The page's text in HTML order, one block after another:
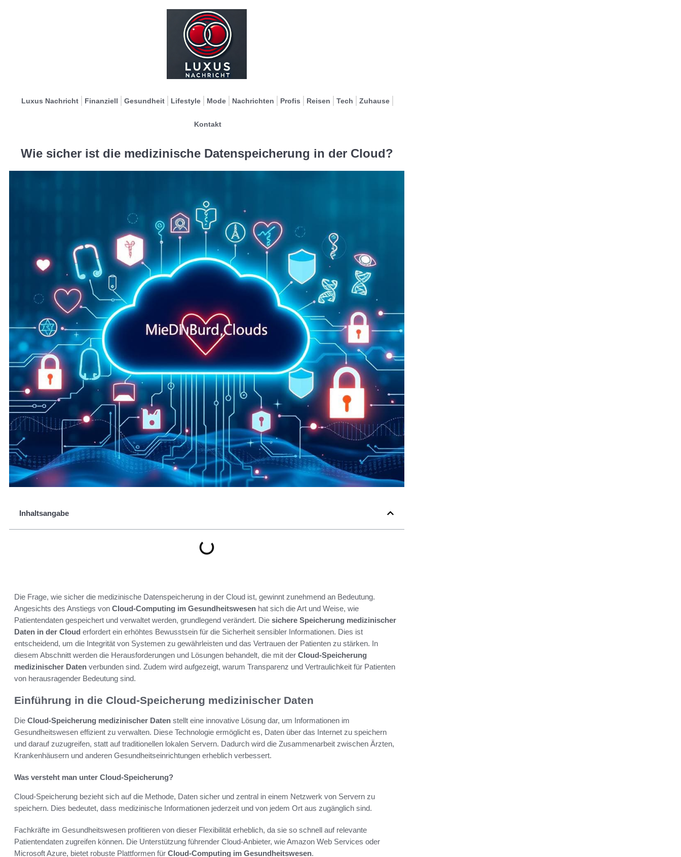
Luxus Nachricht Finanziell Gesundheit Lifestyle Mode Nachrichten Profis Reisen Tech Zuhause
Kontakt
Wie sicher ist die medizinische Datenspeicherung in der Cloud?
Inhaltsangabe
Die Frage, wie sicher die medizinische Datenspeicherung in der Cloud ist, gewinnt zunehmend an Bedeutung.
Angesichts des Anstiegs von Cloud-Computing im Gesundheitswesen hat sich die Art und Weise, wie
Patientendaten gespeichert und verwaltet werden, grundlegend verändert. Die sichere Speicherung medizinischer
Daten in der Cloud erfordert ein erhöhtes Bewusstsein für die Sicherheit sensibler Informationen. Dies ist
entscheidend, um die Integrität von Systemen zu gewährleisten und das Vertrauen der Patienten zu stärken. In
diesem Abschnitt werden die Herausforderungen und Lösungen behandelt, die mit der Cloud-Speicherung
medizinischer Daten verbunden sind. Zudem wird aufgezeigt, warum Transparenz und Vertraulichkeit für Patienten
von herausragender Bedeutung sind.
Einführung in die Cloud-Speicherung medizinischer Daten
Die Cloud-Speicherung medizinischer Daten stellt eine innovative Lösung dar, um Informationen im
Gesundheitswesen effizient zu verwalten. Diese Technologie ermöglicht es, Daten über das Internet zu speichern
und darauf zuzugreifen, statt auf traditionellen lokalen Servern. Dadurch wird die Zusammenarbeit zwischen Ärzten,
Krankenhäusern und anderen Gesundheitseinrichtungen erheblich verbessert.
Was versteht man unter Cloud-Speicherung?
Cloud-Speicherung bezieht sich auf die Methode, Daten sicher und zentral in einem Netzwerk von Servern zu
speichern. Dies bedeutet, dass medizinische Informationen jederzeit und von jedem Ort aus zugänglich sind.
Fachkräfte im Gesundheitswesen profitieren von dieser Flexibilität erheblich, da sie so schnell auf relevante
Patientendaten zugreifen können. Die Unterstützung führender Cloud-Anbieter, wie Amazon Web Services oder
Microsoft Azure, bietet robuste Plattformen für Cloud-Computing im Gesundheitswesen.